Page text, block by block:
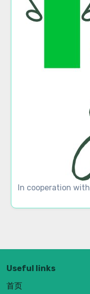
In cooperation with
Useful links
首页